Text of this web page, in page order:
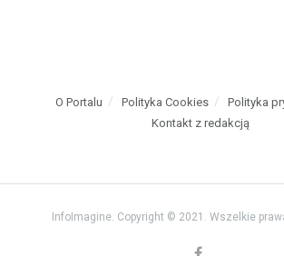
O Portalu Polityka Cookies
Polityka
Kontakt z redakcją
InfoImagine. Copyright © 2021. Wszelkie